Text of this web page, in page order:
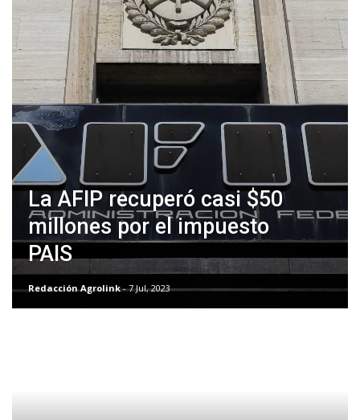
La AFIP recuperó casi $50
millones por el impuesto
PAIS
Redacción Agrolink - 7 Jul, 2023